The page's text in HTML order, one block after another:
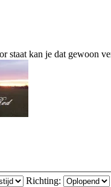
staat kan je dat gewoon
Richting: